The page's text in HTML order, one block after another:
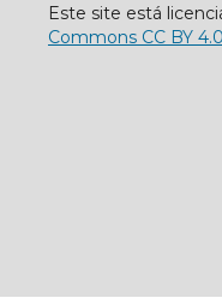
Este site está
Commons CC BY 4.0